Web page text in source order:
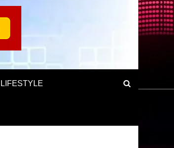
LIFESTYLE